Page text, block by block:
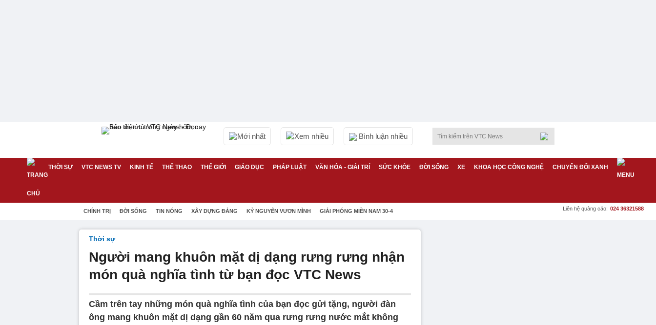
Mới nhất Xem nhiều Bình luận nhiều
THỜI SỰ VTC NEWS TV KINH TẾ THỂ THAO THẾ GIỚI GIÁO DỤC PHÁP LUẬT VĂN HÓA - GIẢI TRÍ SỨC KHỎE ĐỜI SỐNG XE KHOA HỌC CÔNG NGHỆ CHUYỂN ĐỔI XANH
CHÍNH TRỊ ĐỜI SỐNG TIN NÓNG XÂY DỰNG ĐẢNG KỶ NGUYÊN VƯƠN MÌNH GIẢI PHÓNG MIỀN NAM 30-4 Liên hệ quảng cáo: 024 36321588
Thời sự
Người mang khuôn mặt dị dạng rưng rưng nhận
món quà nghĩa tình từ bạn đọc VTC News
Cầm trên tay những món quà nghĩa tình của bạn đọc gửi tặng, người đàn
ông mang khuôn mặt dị dạng gần 60 năm qua rưng rưng nước mắt không